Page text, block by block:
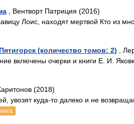
, Вентворт Патриция (2016)
Лоис, находят мертвой Кто из
(количество томов: 2) ,
включены очерки и книги Е. И.
(2018)
увозят куда-то далеко и не